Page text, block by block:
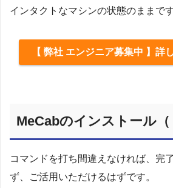
インタクトなマシンの状態のままです
【 弊社 エンジニア募集中 】詳
MeCabのインストール（
コマンドを打ち間違えなければ、完
ず、ご活用いただけるはずです。